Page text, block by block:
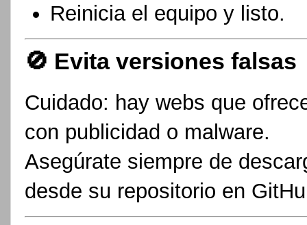
Reinicia el equipo y listo.
🚫 Evita versiones falsas
Cuidado: hay webs que
con publicidad o malware.
Asegúrate siempre de
desde su repositorio en